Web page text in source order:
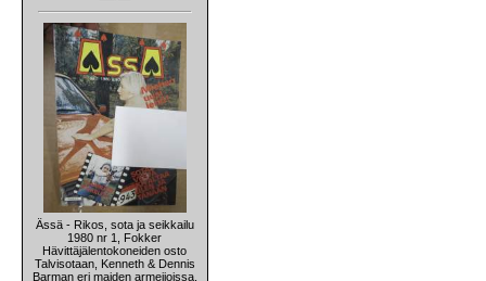
Ässä - Rikos, sota ja seikkailu
1980 nr 1, Fokker
Hävittäjälentokoneiden osto
Talvisotaan, Kenneth & Dennis
Barman eri maiden armeijoissa,